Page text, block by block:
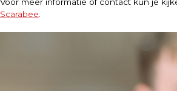
Scarabee